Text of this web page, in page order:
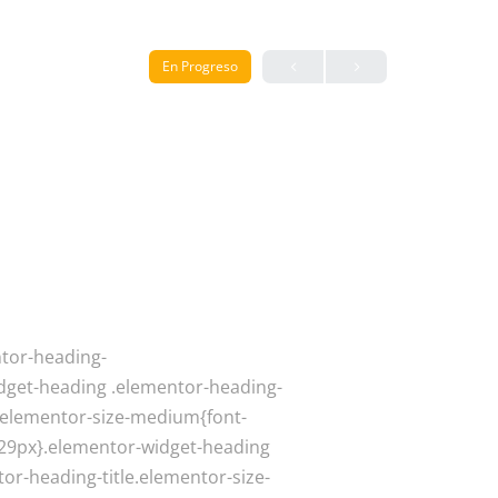
En Progreso
heading-
heading .elementor-heading-
size-medium{font-
widget-heading
heading-title.elementor-size-